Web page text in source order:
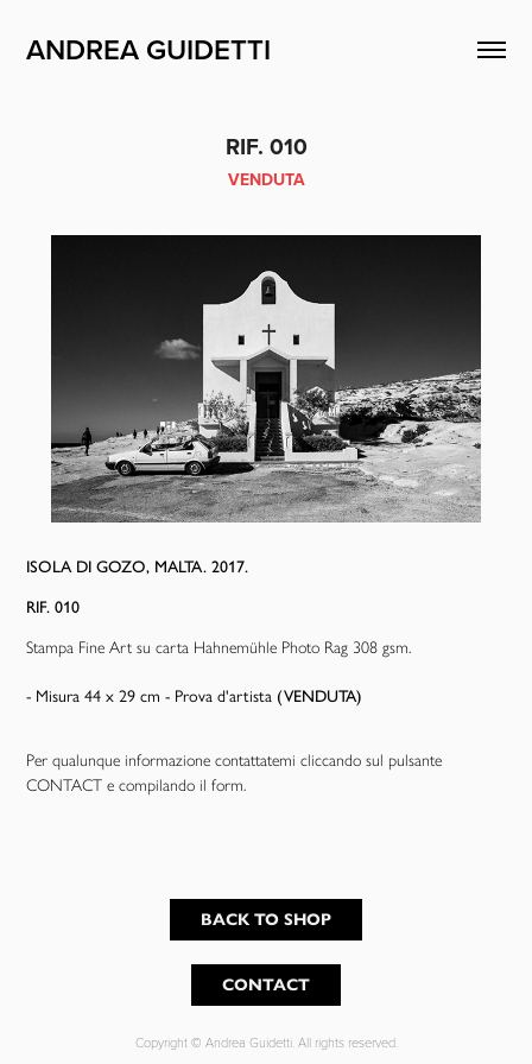
ANDREA GUIDETTI
RIF. 010
VENDUTA
ISOLA DI GOZO, MALTA. 2017.
RIF. 010
Stampa Fine Art su carta Hahnemühle Photo Rag 308 gsm.
- Misura 44 x 29 cm - Prova d'artista (VENDUTA)
Per qualunque informazione contattatemi cliccando sul pulsante
CONTACT e compilando il form.
BACK TO SHOP
CONTACT
Copyright © Andrea Guidetti. All rights reserved.